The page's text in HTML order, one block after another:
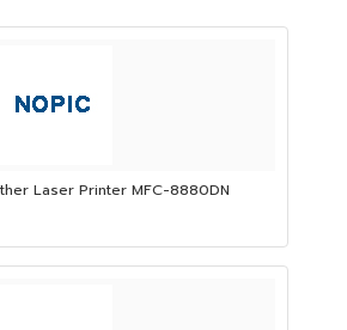
Laser Printer MFC-8880DN